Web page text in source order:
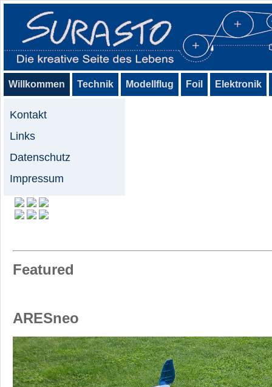
Willkommen Technik Modellflug Foil Elektronik
Kontakt
Links
Datenschutz
Impressum
Featured